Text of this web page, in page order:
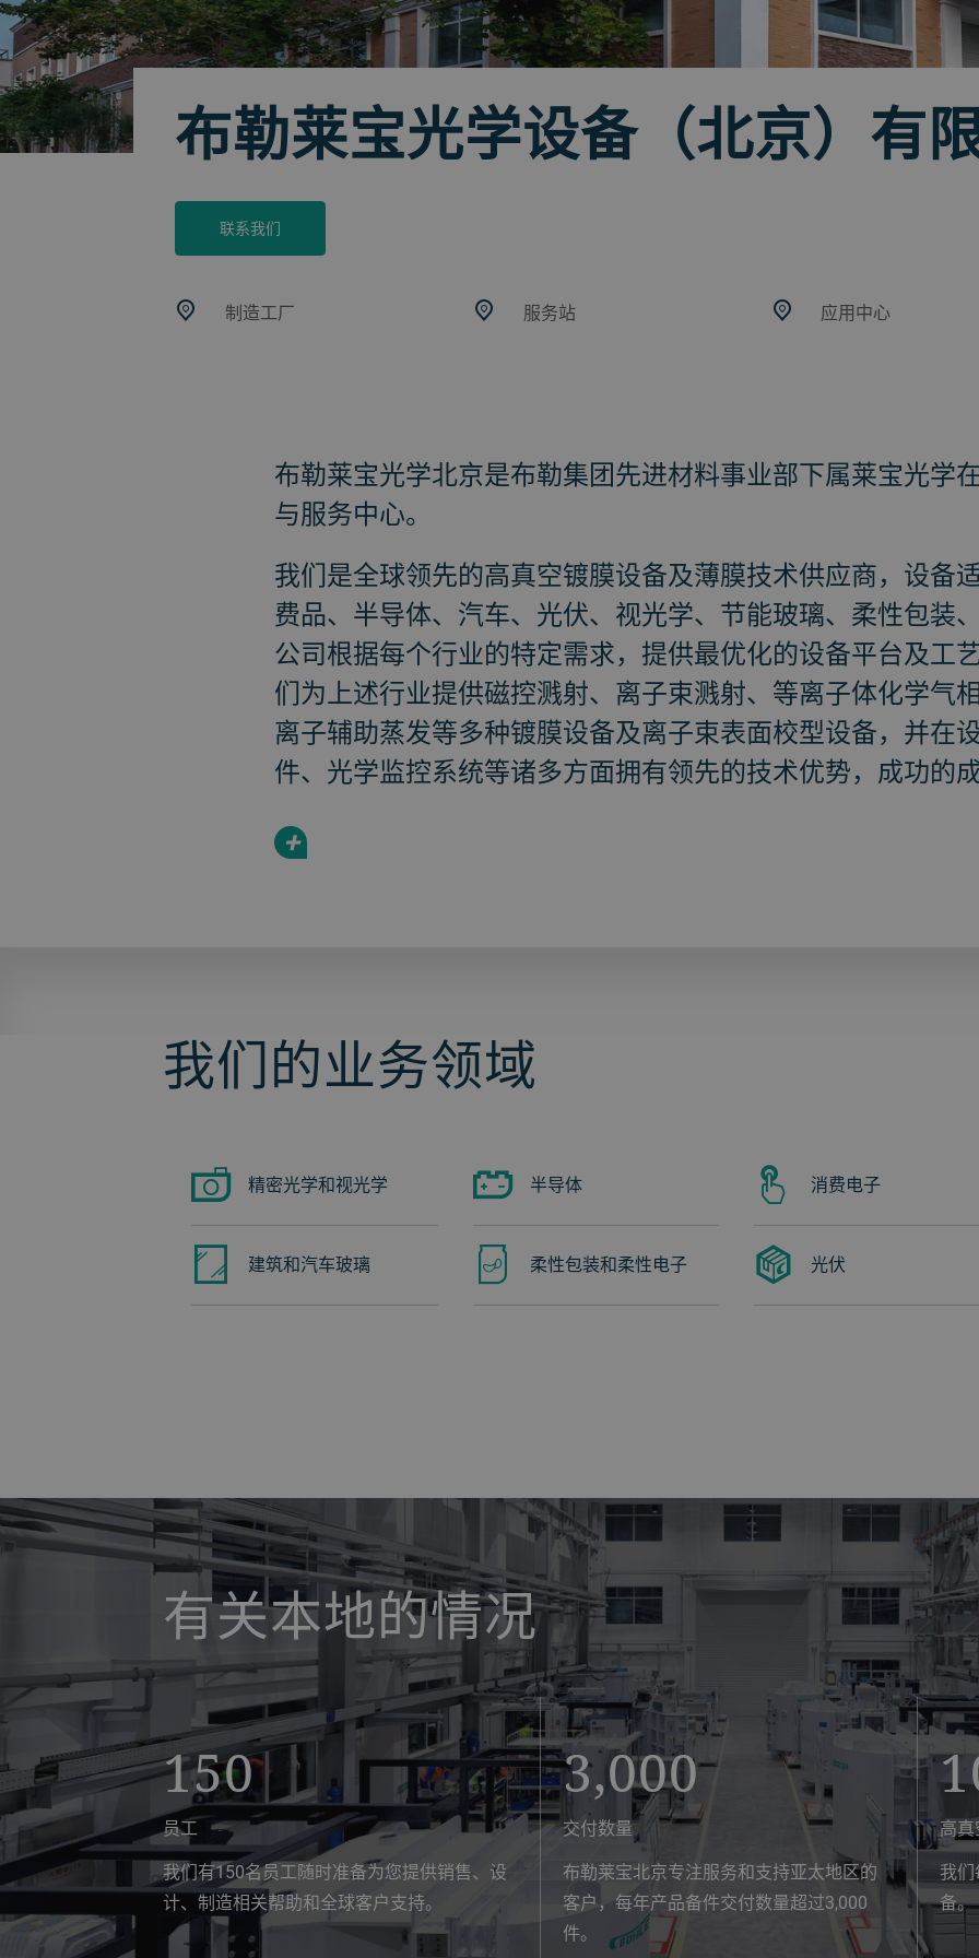
布勒莱宝光学设备（北京）有
联系我们
制造工厂 服务站 应用中心
布勒莱宝光学北京是布勒集团先进材料事业部下属莱宝光学
与服务中心。
我们是全球领先的高真空镀膜设备及薄膜技术供应商，设备
费品、半导体、汽车、光伏、视光学、节能玻璃、柔性包装
公司根据每个行业的特定需求，提供最优化的设备平台及工
们为上述行业提供磁控溅射、离子束溅射、等离子体化学气
离子辅助蒸发等多种镀膜设备及离子束表面校型设备，并在
件、光学监控系统等诸多方面拥有领先的技术优势，成功的
+
我们的业务领域
精密光学和视光学 半导体 消费电子
建筑和汽车玻璃 柔性包装和柔性电子 光伏
a decorative background image
有关本地的情况
150
员工
我们有150名员工随时准备为您提供销售、设
计、制造相关帮助和全球客户支持。
3,000
交付数量
布勒莱宝北京专注服务和支持亚太地区的
客户，每年产品备件交付数量超过3,000
件。
高
我
备。